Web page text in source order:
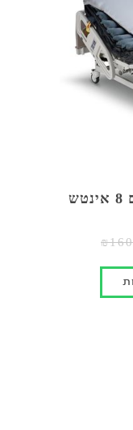
מזרן אוויר דינאמי מתקדם 8 אינטש